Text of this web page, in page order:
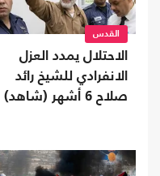
القدس
الاحتلال يمدد العزل
الانفرادي للشيخ رائد
صلاح 6 أشهر (شاهد)